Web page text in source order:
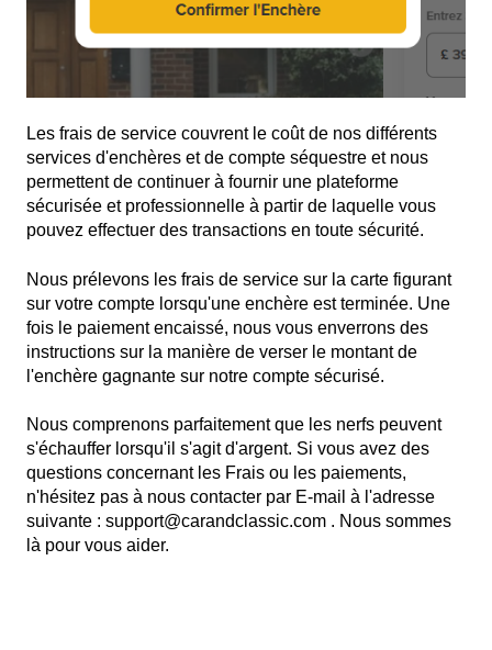
Les frais de service couvrent le coût de nos différents
services d'enchères et de compte séquestre et nous
permettent de continuer à fournir une plateforme
sécurisée et professionnelle à partir de laquelle vous
pouvez effectuer des transactions en toute sécurité.
Nous prélevons les frais de service sur la carte figurant
sur votre compte lorsqu'une enchère est terminée. Une
fois le paiement encaissé, nous vous enverrons des
instructions sur la manière de verser le montant de
l'enchère gagnante sur notre compte sécurisé.
Nous comprenons parfaitement que les nerfs peuvent
s'échauffer lorsqu'il s'agit d'argent. Si vous avez des
questions concernant les Frais ou les paiements,
n'hésitez pas à nous contacter par E-mail à l'adresse
suivante : support@carandclassic.com . Nous sommes
là pour vous aider.